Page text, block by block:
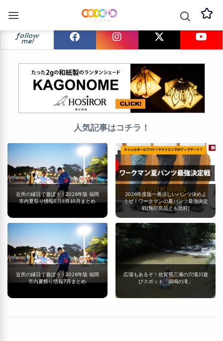
follow
me!
人気記事はコチラ！
近所の縁日で遊ぼう！2026年版 福岡
市内夏祭り情報8月9月10月まとめ
2026年度版一番涼しいパンツ決めよ
うぜ！ワークマンの夏パンツ最強決定
戦[無印良品とも比較]
近所の縁日で遊ぼう！2026年版 福岡
市内夏祭り情報7月まとめ
広場もあるぞ！佐賀県三瀬の穴場川遊
びスポット「洞鳴の滝」